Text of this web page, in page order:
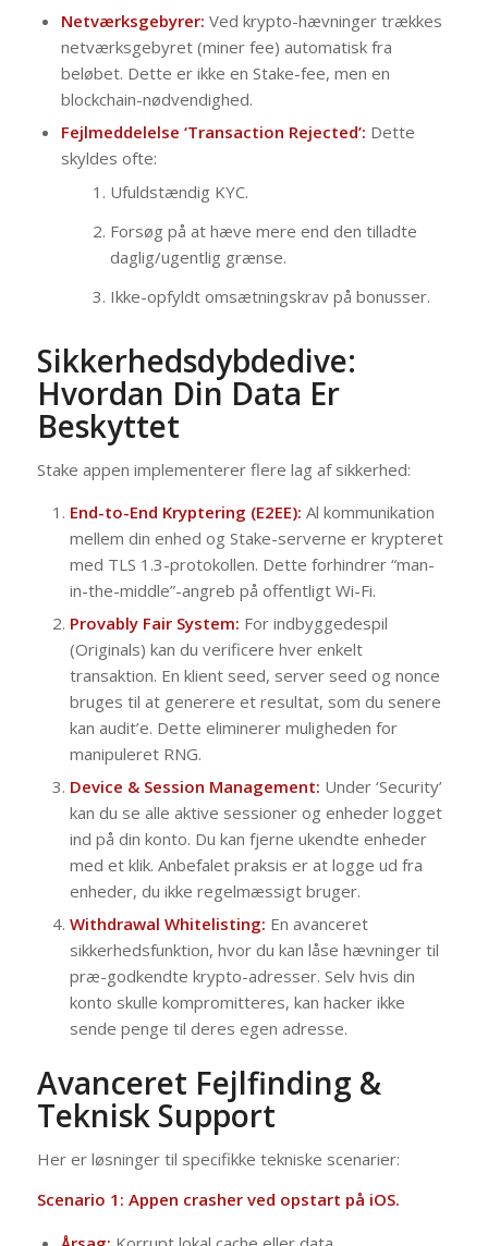
Netværksgebyrer: Ved krypto-hævninger trækkes
netværksgebyret (miner fee) automatisk fra
beløbet. Dette er ikke en Stake-fee, men en
blockchain-nødvendighed.
Fejlmeddelelse ‘Transaction Rejected’: Dette
skyldes ofte:
Ufuldstændig KYC.
Forsøg på at hæve mere end den tilladte
daglig/ugentlig grænse.
Ikke-opfyldt omsætningskrav på bonusser.
Sikkerhedsdybdedive:
Hvordan Din Data Er
Beskyttet
Stake appen implementerer flere lag af sikkerhed:
End-to-End Kryptering (E2EE): Al kommunikation
mellem din enhed og Stake-serverne er krypteret
med TLS 1.3-protokollen. Dette forhindrer “man-
in-the-middle”-angreb på offentligt Wi-Fi.
Provably Fair System: For indbyggedespil
(Originals) kan du verificere hver enkelt
transaktion. En klient seed, server seed og nonce
bruges til at generere et resultat, som du senere
kan audit’e. Dette eliminerer muligheden for
manipuleret RNG.
Device & Session Management: Under ‘Security’
kan du se alle aktive sessioner og enheder logget
ind på din konto. Du kan fjerne ukendte enheder
med et klik. Anbefalet praksis er at logge ud fra
enheder, du ikke regelmæssigt bruger.
Withdrawal Whitelisting: En avanceret
sikkerhedsfunktion, hvor du kan låse hævninger til
præ-godkendte krypto-adresser. Selv hvis din
konto skulle kompromitteres, kan hacker ikke
sende penge til deres egen adresse.
Avanceret Fejlfinding &
Teknisk Support
Her er løsninger til specifikke tekniske scenarier:
Scenario 1: Appen crasher ved opstart på iOS.